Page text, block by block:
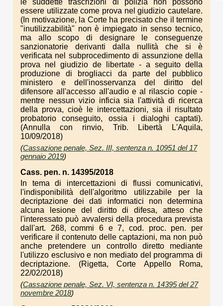
essere utilizzate come prova nel giudizio cautelare.
(In motivazione, la Corte ha precisato che il termine
"inutilizzabilità" non è impiegato in senso tecnico,
ma allo scopo di designare le conseguenze
sanzionatorie derivanti dalla nullità che si è
verificata nel subprocedimento di assunzione della
prova nel giudizio de libertate - a seguito della
produzione di brogliacci da parte del pubblico
ministero e dell'inosservanza del diritto del
difensore all'accesso all'audio e al rilascio copie -
mentre nessun vizio inficia sia l'attività di ricerca
della prova, cioè le intercettazioni, sia il risultato
probatorio conseguito, ossia i dialoghi captati).
(Annulla con rinvio, Trib. Libertà L'Aquila,
10/09/2018)
(Cassazione penale, Sez. III, sentenza n. 10951 del 17
gennaio 2019)
Cass. pen. n. 14395/2018
In tema di intercettazioni di flussi comunicativi,
l'indisponibilità dell'algoritmo utilizzabile per la
decriptazione dei dati informatici non determina
alcuna lesione del diritto di difesa, atteso che
l'interessato può avvalersi della procedura prevista
dall'art. 268, commi 6 e 7, cod. proc. pen. per
verificare il contenuto delle captazioni, ma non può
anche pretendere un controllo diretto mediante
l'utilizzo esclusivo e non mediato del programma di
decriptazione. (Rigetta, Corte Appello Roma,
22/02/2018)
(Cassazione penale, Sez. VI, sentenza n. 14395 del 27
novembre 2018)